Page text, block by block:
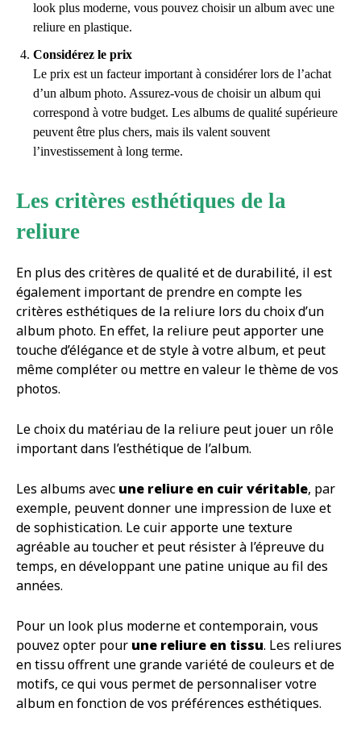
look plus moderne, vous pouvez choisir un album avec une
reliure en plastique.
Considérez le prix
Le prix est un facteur important à considérer lors de l’achat
d’un album photo. Assurez-vous de choisir un album qui
correspond à votre budget. Les albums de qualité supérieure
peuvent être plus chers, mais ils valent souvent
l’investissement à long terme.
Les critères esthétiques de la
reliure
En plus des critères de qualité et de durabilité, il est
également important de prendre en compte les
critères esthétiques de la reliure lors du choix d’un
album photo. En effet, la reliure peut apporter une
touche d’élégance et de style à votre album, et peut
même compléter ou mettre en valeur le thème de vos
photos.
Le choix du matériau de la reliure peut jouer un rôle
important dans l’esthétique de l’album.
Les albums avec une reliure en cuir véritable, par
exemple, peuvent donner une impression de luxe et
de sophistication. Le cuir apporte une texture
agréable au toucher et peut résister à l’épreuve du
temps, en développant une patine unique au fil des
années.
Pour un look plus moderne et contemporain, vous
pouvez opter pour une reliure en tissu. Les reliures
en tissu offrent une grande variété de couleurs et de
motifs, ce qui vous permet de personnaliser votre
album en fonction de vos préférences esthétiques.